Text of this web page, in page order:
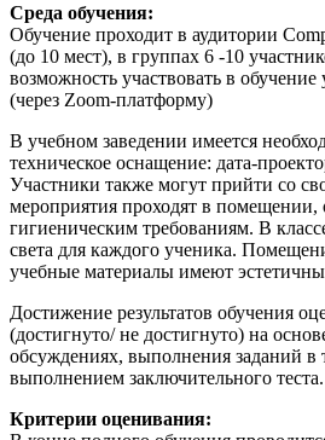
Среда обучения:
Обучение проходит в аудитории
(до 10 мест), в группах 6 -10
возможность участвовать в
(через Zoom-платформу)
В учебном заведении имеется
техническое оснащение: дата-
Участники также могут прийти со
мероприятия проходят в
гигиеническим требованиям. В
света для каждого ученика.
учебные материалы имеют
Достижение результатов обучения
(достигнуто/ не достигнуто) на
обсуждениях, выполнения заданий в
выполнением заключительного теста.
Критерии оценивания: